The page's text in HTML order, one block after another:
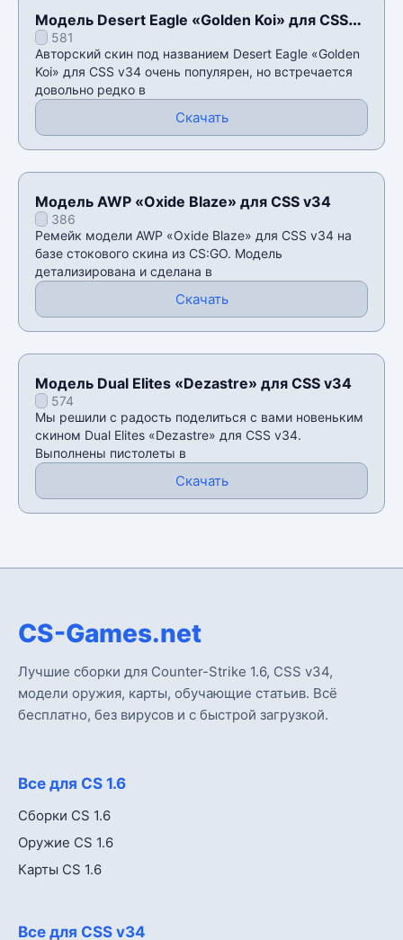
Модель Desert Eagle «Golden Koi» для CSS
v34581
Авторский скин под названием Desert Eagle «Golden
Koi» для CSS v34 очень популярен, но встречается
довольно редко в
Скачать
Модель AWP «Oxide Blaze» для CSS v34
386
Ремейк модели AWP «Oxide Blaze» для CSS v34 на
базе стокового скина из CS:GO. Модель
детализирована и сделана в
Скачать
Модель Dual Elites «Dezastre» для CSS v34
574
Мы решили с радость поделиться с вами новеньким
скином Dual Elites «Dezastre» для CSS v34.
Выполнены пистолеты в
Скачать
CS-Games.net
Лучшие сборки для Counter-Strike 1.6, CSS v34,
модели оружия, карты, обучающие статьив. Всё
бесплатно, без вирусов и с быстрой загрузкой.
Все для CS 1.6
Сборки CS 1.6
Оружие CS 1.6
Карты CS 1.6
Все для CSS v34